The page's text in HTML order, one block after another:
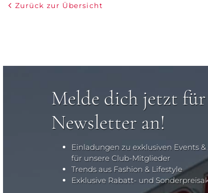
Zurück zur Übersicht
Melde dich jetzt
Newsletter an!
Einladungen zu exklusiven Events
für unsere Club-Mitglieder
Trends aus Fashion & Lifestyle
Exklusive Rabatt- und